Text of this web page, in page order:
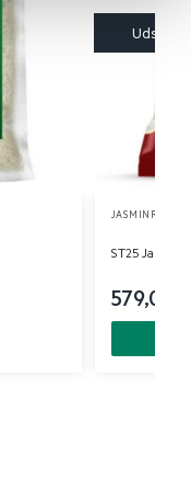
JASMINRIS
ST25
579,00